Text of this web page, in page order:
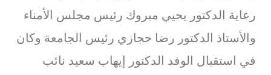
رعاية الدكتور يحيي مبروك رئيس مجلس الأمناء
والأستاذ الدكتور رضا حجازي رئيس الجامعة وكان
في استقبال الوفد الدكتور إيهاب سعيد نائب